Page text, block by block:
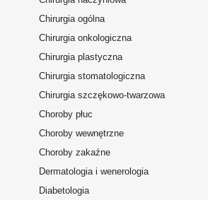
Chirurgia ogólna
Chirurgia onkologiczna
Chirurgia plastyczna
Chirurgia stomatologiczna
Chirurgia szczękowo-twarzowa
Choroby płuc
Choroby wewnętrzne
Choroby zakaźne
Dermatologia i wenerologia
Diabetologia